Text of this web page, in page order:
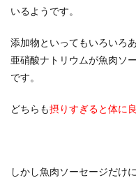
いるようです。
添加物といってもいろいろ
亜硝酸ナトリウムが魚肉ソ
です。
どちらも摂りすぎると体に
しかし魚肉ソーセージだけ